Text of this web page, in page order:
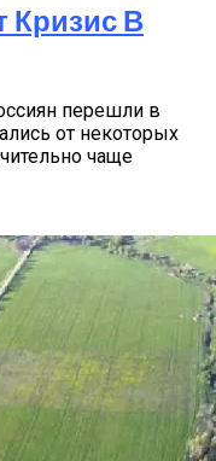
Кризис В
перешли в
от некоторых
чаще